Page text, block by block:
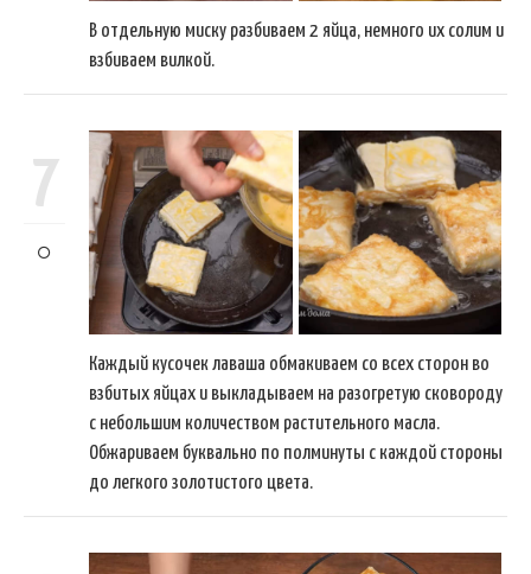
В отдельную миску разбиваем 2 яйца, немного их солим и
взбиваем вилкой.
7
Каждый кусочек лаваша обмакиваем со всех сторон во
взбитых яйцах и выкладываем на разогретую сковороду
с небольшим количеством растительного масла.
Обжариваем буквально по полминуты с каждой стороны
до легкого золотистого цвета.